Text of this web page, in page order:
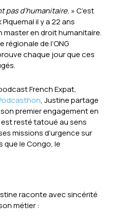
pas d’humanitaire. » C’est
il y a 22 ans
master en droit humanitaire.
régionale de l’ONG
chaque jour que ces
French Expat,
, Justine partage
premier engagement en
resté tatoué au sens
missions d’urgence sur
que le Congo, le
raconte avec sincérité
métier :